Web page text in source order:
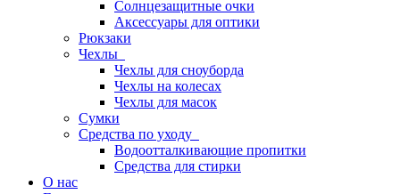
Солнцезащитные очки
Аксессуары для оптики
Рюкзаки
Чехлы
Чехлы для сноуборда
Чехлы на колесах
Чехлы для масок
Сумки
Средства по уходу
Водоотталкивающие пропитки
Средства для стирки
О нас